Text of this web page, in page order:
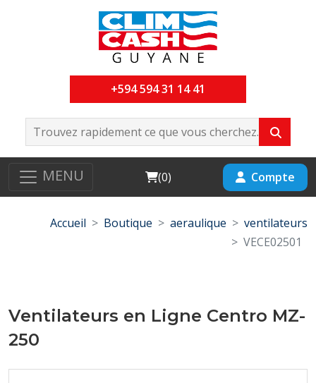
+594 594 31 14 41
MENU Cart
(0) Compte
Accueil Boutique aeraulique
ventilateurs
VECE02501
Ventilateurs en Ligne Centro MZ-
250